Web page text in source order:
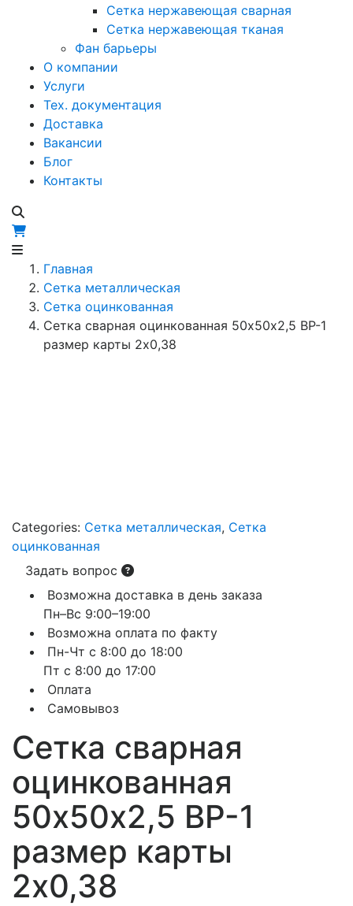
Сетка нержавеющая сварная
Сетка нержавеющая тканая
Фан барьеры
О компании
Услуги
Тех. документация
Доставка
Вакансии
Блог
Контакты
Главная
Сетка металлическая
Сетка оцинкованная
Сетка сварная оцинкованная 50х50х2,5 ВР-1
размер карты 2х0,38
Categories: Сетка металлическая, Сетка
оцинкованная
Задать вопрос
Возможна доставка в день заказа
Пн–Вс 9:00–19:00
Возможна оплата по факту
Пн-Чт с 8:00 до 18:00
Пт с 8:00 до 17:00
Оплата
Самовывоз
Сетка сварная
оцинкованная
50х50х2,5 ВР-1
размер карты
2х0,38